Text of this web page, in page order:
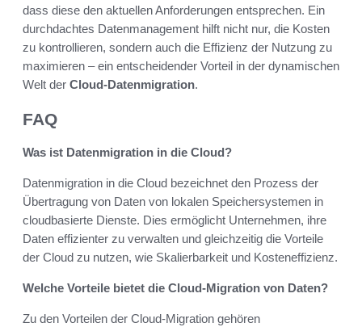
dass diese den aktuellen Anforderungen entsprechen. Ein
durchdachtes Datenmanagement hilft nicht nur, die Kosten
zu kontrollieren, sondern auch die Effizienz der Nutzung zu
maximieren – ein entscheidender Vorteil in der dynamischen
Welt der Cloud-Datenmigration.
FAQ
Was ist Datenmigration in die Cloud?
Datenmigration in die Cloud bezeichnet den Prozess der
Übertragung von Daten von lokalen Speichersystemen in
cloudbasierte Dienste. Dies ermöglicht Unternehmen, ihre
Daten effizienter zu verwalten und gleichzeitig die Vorteile
der Cloud zu nutzen, wie Skalierbarkeit und Kosteneffizienz.
Welche Vorteile bietet die Cloud-Migration von Daten?
Zu den Vorteilen der Cloud-Migration gehören